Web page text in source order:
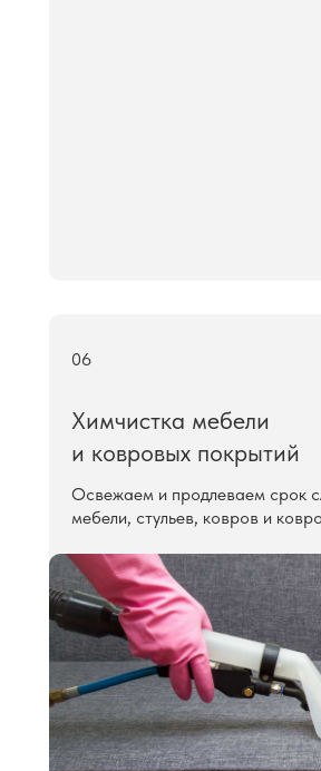
Освежаем и продлеваем срок
мебели, стульев, ковров и
Химчистка мебели
и ковровых покрытий
06